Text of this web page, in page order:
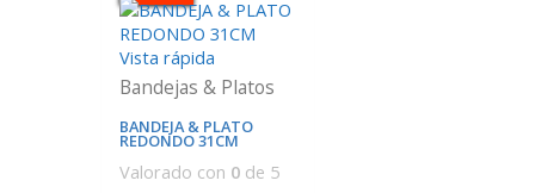
Vista rápida
Bandejas & Platos
BANDEJA & PLATO
REDONDO 31CM
Valorado con 0de 5